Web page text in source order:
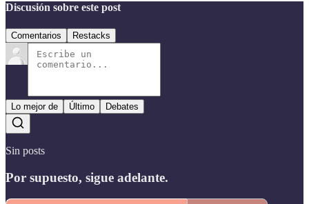
Discusión sobre este post
Comentarios Restacks
Lo mejor de Último Debates
Sin posts
Por supuesto, sigue adelante.